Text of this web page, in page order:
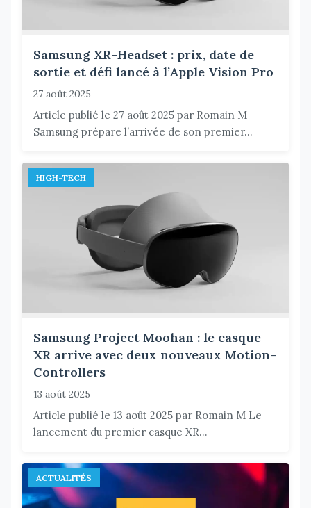
Samsung XR-Headset : prix, date de
sortie et défi lancé à l’Apple Vision Pro
27 août 2025
Article publié le 27 août 2025 par Romain M
Samsung prépare l’arrivée de son premier...
HIGH-TECH
Samsung Project Moohan : le casque
XR arrive avec deux nouveaux Motion-
Controllers
13 août 2025
Article publié le 13 août 2025 par Romain M Le
lancement du premier casque XR...
ACTUALITÉS